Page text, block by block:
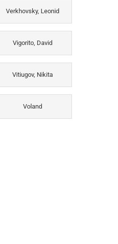
Verkhovsky, Leonid
Vigorito, David
Vitiugov, Nikita
Voland